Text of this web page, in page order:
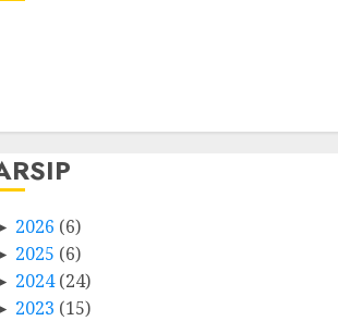
2026 (6)
2025 (6)
2024(24)
2023 (15)